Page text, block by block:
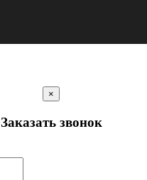
×
Заказать звонок